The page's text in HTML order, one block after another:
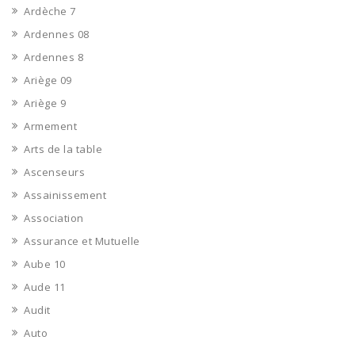
Ardèche 7
Ardennes 08
Ardennes 8
Ariège 09
Ariège 9
Armement
Arts de la table
Ascenseurs
Assainissement
Association
Assurance et Mutuelle
Aube 10
Aude 11
Audit
Auto